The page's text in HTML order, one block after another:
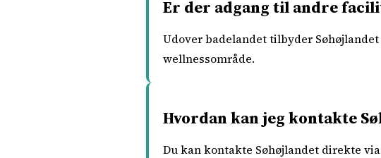
Er der adgang til andre
Udover badelandet tilbyder
wellnessområde.
Hvordan kan jeg kontakte
Du kan kontakte Søhøjlandet direkte